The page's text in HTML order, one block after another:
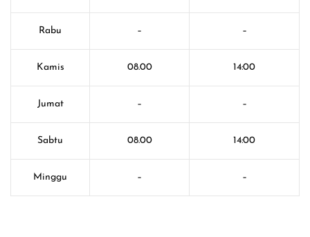
Rabu – –
Kamis 08.00 14:00
Jumat – –
Sabtu 08.00 14:00
Minggu – –